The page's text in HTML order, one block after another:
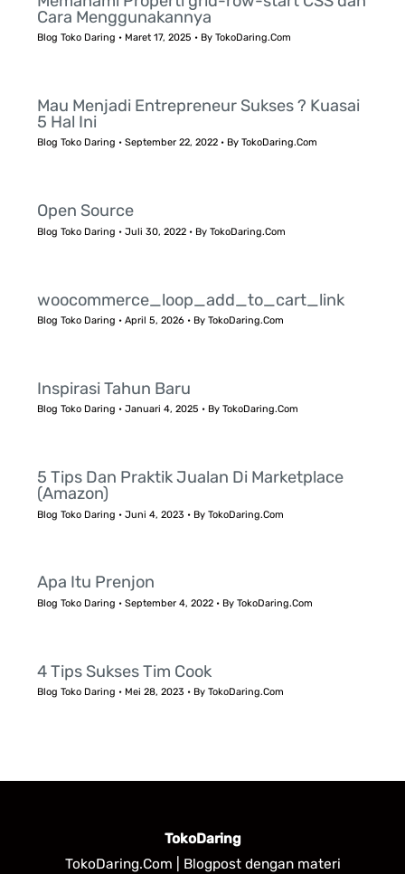
Cara Menggunakannya
Blog Toko Daring • Maret 17, 2025 • ByTokoDaring.Com
Mau Menjadi Entrepreneur Sukses ? Kuasai
5 Hal Ini
Blog Toko Daring •September 22, 2022 • ByTokoDaring.Com
Open Source
Blog Toko Daring •Juli 30, 2022 • ByTokoDaring.Com
woocommerce_loop_add_to_cart_link
Blog Toko Daring •April 5, 2026 • ByTokoDaring.Com
Inspirasi Tahun Baru
Blog Toko Daring •Januari 4, 2025 • ByTokoDaring.Com
5 Tips Dan Praktik Jualan Di Marketplace
(Amazon)
Blog Toko Daring •Juni 4, 2023 • ByTokoDaring.Com
Apa Itu Prenjon
Blog Toko Daring •September 4, 2022 • ByTokoDaring.Com
4 Tips Sukses Tim Cook
Blog Toko Daring • Mei 28, 2023 • ByTokoDaring.Com
TokoDaring
TokoDaring.Com | Blogpost dengan materi